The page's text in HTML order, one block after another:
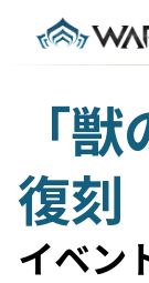
「
復刻
イベン